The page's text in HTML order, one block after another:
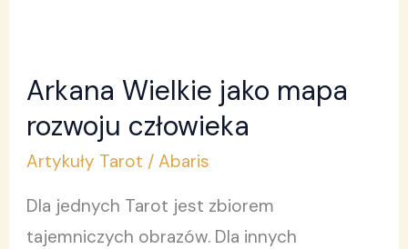
Arkana Wielkie jako mapa
rozwoju człowieka
Artykuły Tarot /Abaris
Dla jednych Tarot jest zbiorem
tajemniczych obrazów. Dla innych
Arkana
Wielkie
rozwoju
człowieka